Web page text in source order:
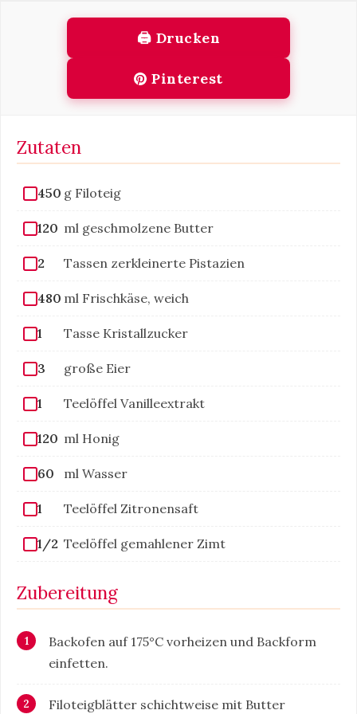
🖨 Drucken
Pinterest
Zutaten
450 g Filoteig
120 ml geschmolzene Butter
2 Tassen zerkleinerte Pistazien
480 ml Frischkäse, weich
1 Tasse Kristallzucker
3 große Eier
1 Teelöffel Vanilleextrakt
120 ml Honig
60 ml Wasser
1 Teelöffel Zitronensaft
1/2 Teelöffel gemahlener Zimt
Zubereitung
Backofen auf 175°C vorheizen und Backform
einfetten.
Filoteigblätter schichtweise mit Butter